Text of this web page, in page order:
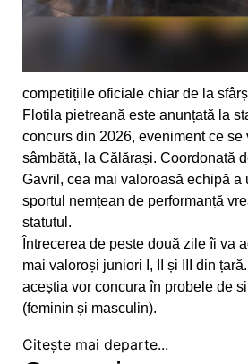
internaționale pentru
Obiective reușite la
Sfârșit de săptămână cu
național la
Atleții de la CS Ceahlăul au
Trei locuri I, un loc II si cinci
flotila
Pietrenii au fost campioni
competițiile oficiale chiar de la
Flotila pietreană este anunțată la
concurs din 2026, eveniment ce se
sâmbătă, la Călărași. Coordonată
Gavril, cea mai valoroasă echipă a
sportul nemțean de performanță
statutul.
Întrecerea de peste două zile îi va
mai valoroși juniori I, II și III din
aceștia vor concura în probele de
(feminin și masculin).
Citește mai departe...